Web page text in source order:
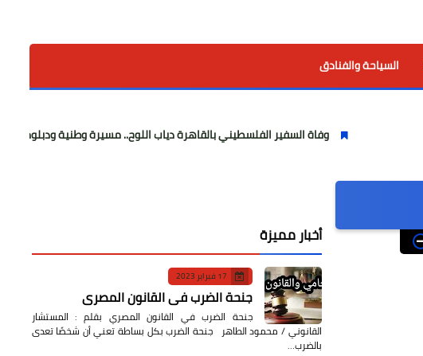
السياحة والفنادق
وفاة السفير الفلسطيني بالقاهرة دياب اللوح.. مسيرة وطنية ودبلوماسية حافلة بالعطاء
أخبار مميزة
17 فبراير 2023
جنحة الضرب في القانون المصري
جنحة الضرب في القانون المصري بقلم : المستشار
القانوني / محمود الطاهر جنحة الضرب بكل بساطة تعني أن شخصًا تعدى
بالضرب…